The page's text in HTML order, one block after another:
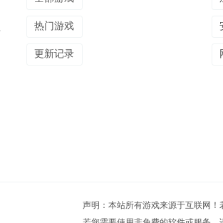
热门游戏
更新记录
声明：本站所有游戏来源于互联网！